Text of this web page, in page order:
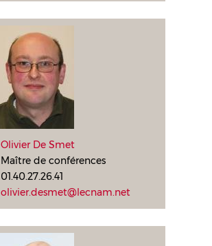
Olivier De Smet
Maître de conférences
01.40.27.26.41
olivier.desmet@lecnam.net